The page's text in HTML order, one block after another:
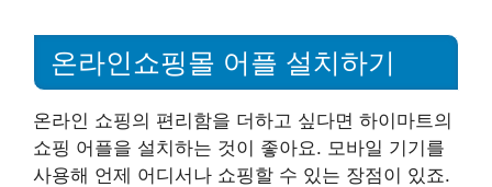
온라인쇼핑몰 어플 설치하기
온라인 쇼핑의 편리함을 더하고 싶다면 하이마트의
쇼핑 어플을 설치하는 것이 좋아요. 모바일 기기를
사용해 언제 어디서나 쇼핑할 수 있는 장점이 있죠.